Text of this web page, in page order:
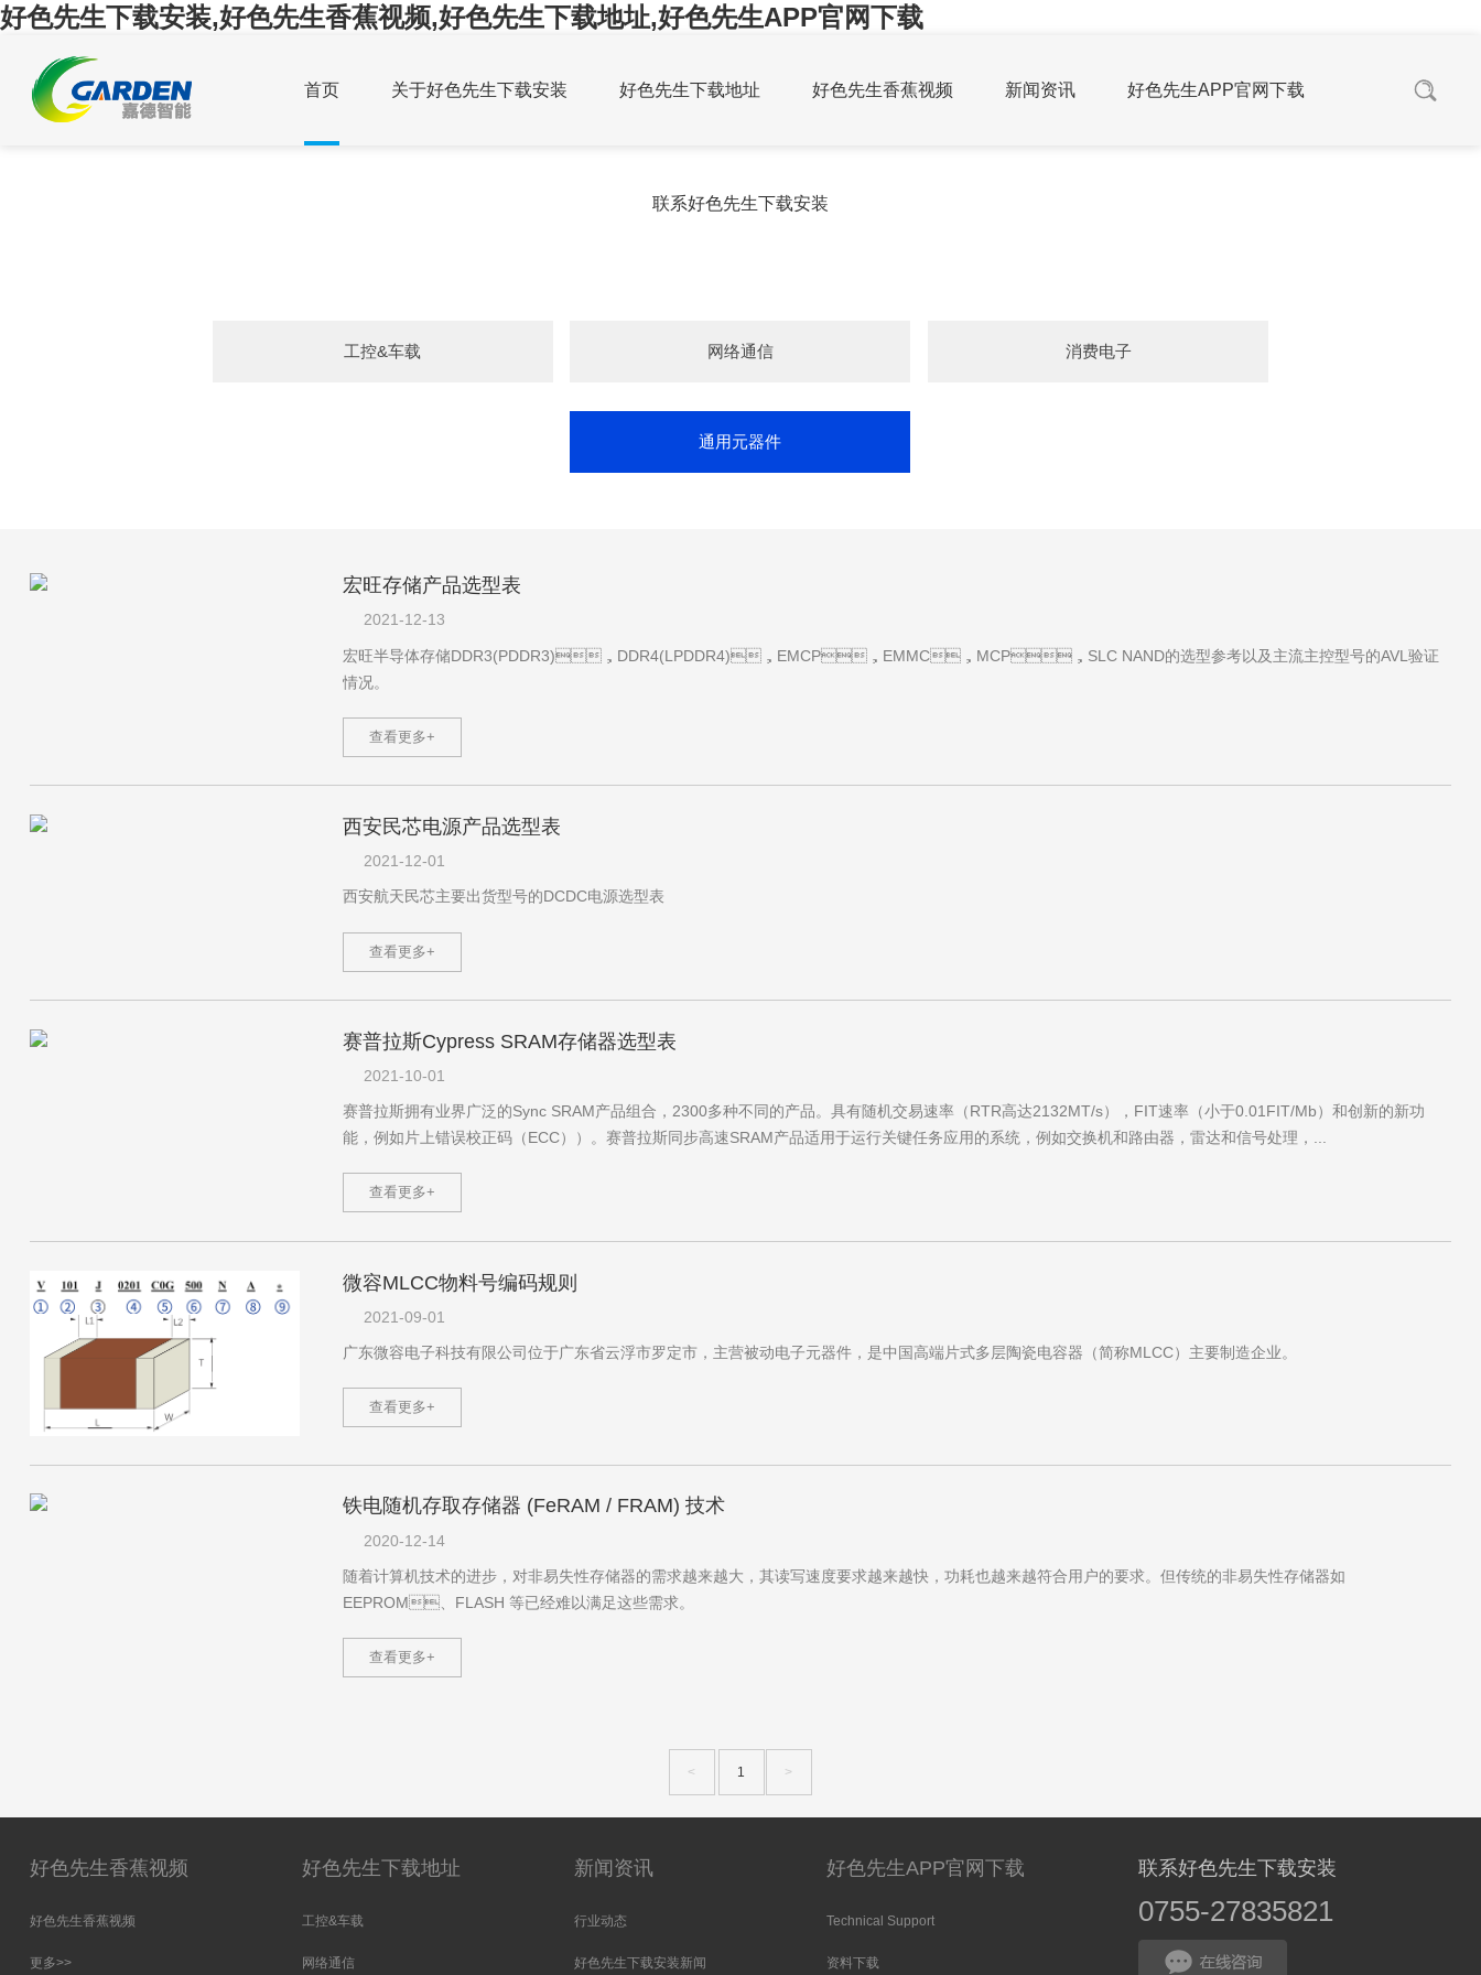
好色先生下载安装,好色先生香蕉视频,好色先生下载地址,好色先生APP官网下载
首页 关于好色先生下载安装 好色先生下载地址 好色先生香蕉视频 新闻资讯 好色先生APP官网下载
联系好色先生下载安装
工控&车载 网络通信 消费电子
通用元器件
宏旺存储产品选型表
2021-12-13
宏旺半导体存储DDR3(PDDR3)，DDR4(LPDDR4)，EMCP，EMMC，MCP，SLC NAND的选型参考以及主流主控型号的AVL验证
情况。
查看更多+
西安民芯电源产品选型表
2021-12-01
西安航天民芯主要出货型号的DCDC电源选型表
查看更多+
赛普拉斯Cypress SRAM存储器选型表
2021-10-01
赛普拉斯拥有业界广泛的Sync SRAM产品组合，2300多种不同的产品。具有随机交易速率（RTR高达2132MT/s），FIT速率（小于0.01FIT/Mb）和创新的新功
能，例如片上错误校正码（ECC））。赛普拉斯同步高速SRAM产品适用于运行关键任务应用的系统，例如交换机和路由器，雷达和信号处理，...
查看更多+
微容MLCC物料号编码规则
2021-09-01
广东微容电子科技有限公司位于广东省云浮市罗定市，主营被动电子元器件，是中国高端片式多层陶瓷电容器（简称MLCC）主要制造企业。
查看更多+
铁电随机存取存储器 (FeRAM / FRAM) 技术
2020-12-14
随着计算机技术的进步，对非易失性存储器的需求越来越大，其读写速度要求越来越快，功耗也越来越符合用户的要求。但传统的非易失性存储器如
EEPROM、FLASH 等已经难以满足这些需求。
查看更多+
< 1 >
好色先生香蕉视频
好色先生香蕉视频
更多>>
好色先生下载地址
工控&车载
网络通信
新闻资讯
行业动态
好色先生下载安装新闻
好色先生APP官网下载
Technical Support
资料下载
联系好色先生下载安装
0755-27835821